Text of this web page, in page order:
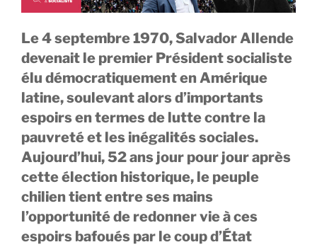
Le 4 septembre 1970, Salvador Allende
devenait le premier Président socialiste
élu démocratiquement en Amérique
latine, soulevant alors d’importants
espoirs en termes de lutte contre la
pauvreté et les inégalités sociales.
Aujourd’hui, 52 ans jour pour jour après
cette élection historique, le peuple
chilien tient entre ses mains
l’opportunité de redonner vie à ces
espoirs bafoués par le coup d’État